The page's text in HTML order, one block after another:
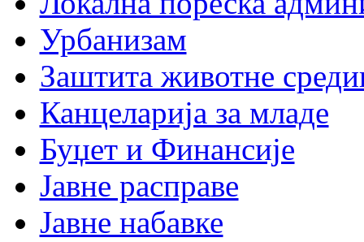
Урбанизам
Заштита животне
Канцеларија за младе
Буџет и Финансије
Јавне расправе
Јавне набавке